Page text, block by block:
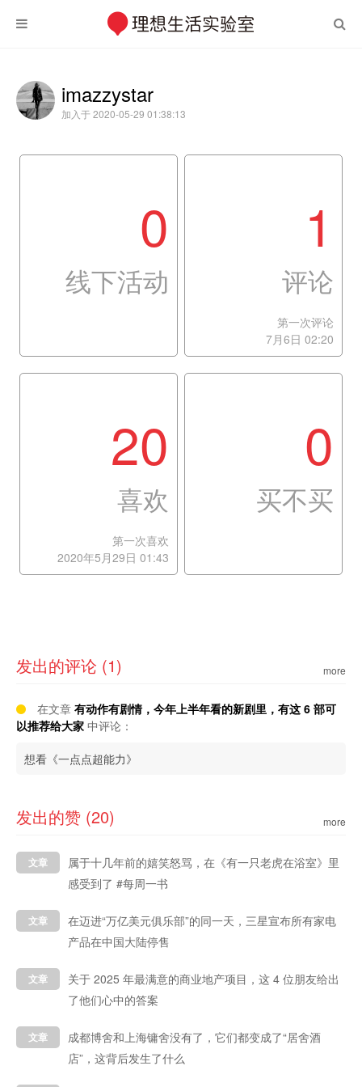
imazzystar
加入于 2020-05-29 01:38:13
0
线下活动
1
评论
第一次评论
7月6日 02:20
20
喜欢
第一次喜欢
2020年5月29日 01:43
0
买不买
发出的评论 (1) more
在文章 有动作有剧情，今年上半年看的新剧里，有这 6 部可
以推荐给大家 中评论：
想看《一点点超能力》
发出的赞 (20) more
文章
属于十几年前的嬉笑怒骂，在《有一只老虎在浴室》里
感受到了 #每周一书
文章
在迈进“万亿美元俱乐部”的同一天，三星宣布所有家电
产品在中国大陆停售
文章
关于 2025 年最满意的商业地产项目，这 4 位朋友给出
了他们心中的答案
文章
成都博舍和上海镛舍没有了，它们都变成了“居舍酒
店”，这背后发生了什么